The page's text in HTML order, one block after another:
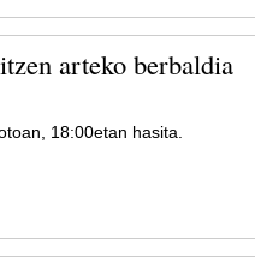
arteko berbaldia
18:00etan hasita.